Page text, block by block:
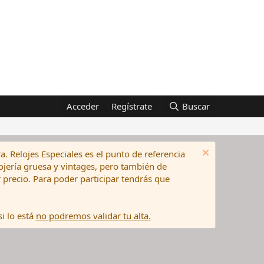
Acceder Regístrate Buscar
Relojes Especiales es el punto de referencia
gruesa y vintages, pero también de
Para poder participar tendrás que
lo está no podremos validar tu alta.